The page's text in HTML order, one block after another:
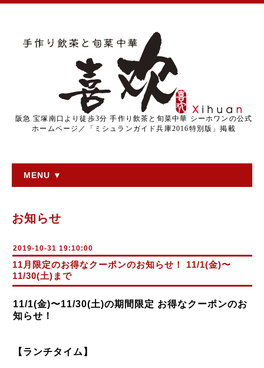
阪急 宝塚南口より徒歩3分 手作り飲茶と旬菜中華 シーホワンの公式
ホームページ／「ミシュランガイド兵庫2016特別版」掲載
MENU ▼
お知らせ
2019-10-31 19:10:00
11月限定のお得なクーポンのお知らせ！ 11/1(金)〜
11/30(土)まで
11/1(金)〜11/30(土)の期間限定 お得なクーポンのお
知らせ！
【ランチタイム】